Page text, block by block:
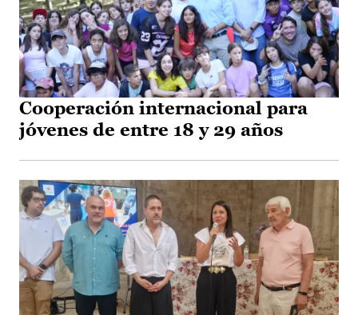
Cooperación internacional para
jóvenes de entre 18 y 29 años